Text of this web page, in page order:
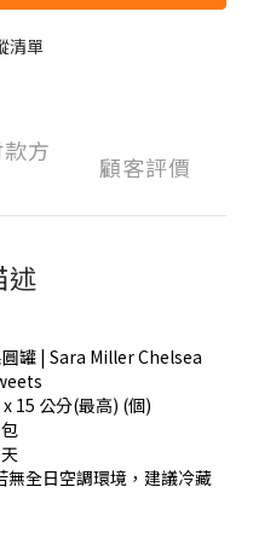
清單
方
顧客評價
述
罐 | Sara Miller Chelsea
15 公分(最高) (個)
無全日空調環境，建議冷藏